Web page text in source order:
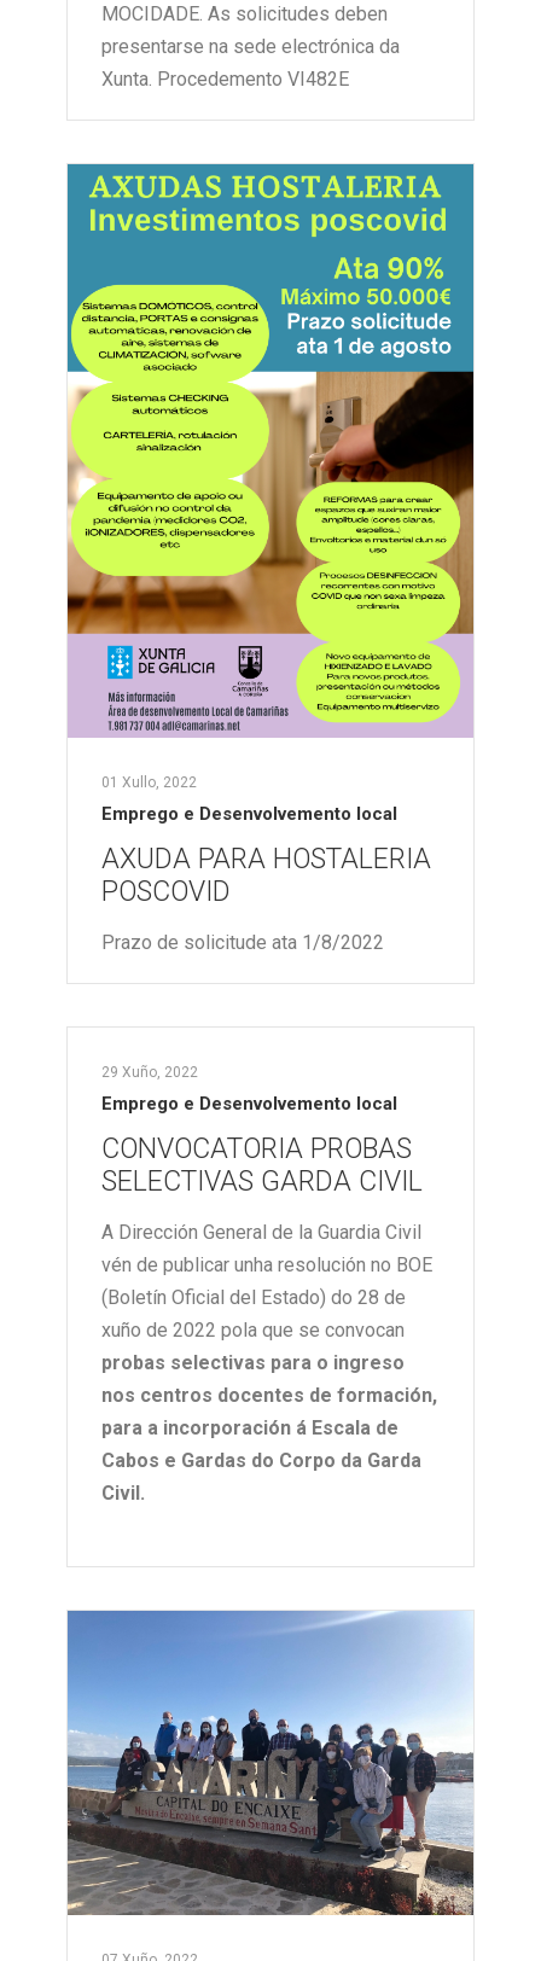
MOCIDADE. As solicitudes deben
presentarse na sede electrónica da
Xunta. Procedemento VI482E
01 Xullo, 2022
Emprego e Desenvolvemento local
AXUDA PARA HOSTALERIA
POSCOVID
Prazo de solicitude ata 1/8/2022
29 Xuño, 2022
Emprego e Desenvolvemento local
CONVOCATORIA PROBAS
SELECTIVAS GARDA CIVIL
A Dirección General de la Guardia Civil
vén de publicar unha resolución no BOE
(Boletín Oficial del Estado) do 28 de
xuño de 2022 pola que se convocan
probas selectivas para o ingreso
nos centros docentes de formación,
para a incorporación á Escala de
Cabos e Gardas do Corpo da Garda
Civil.